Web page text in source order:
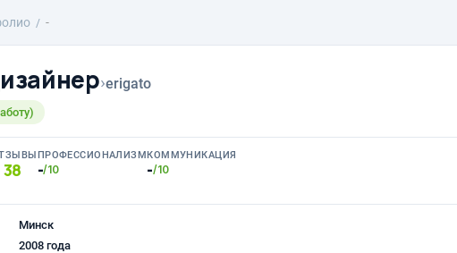
-
›erigato
38
ПРОФЕССИОНАЛИЗМ
-/10
КОММУНИКАЦИЯ
-/10
Минск
2008 года